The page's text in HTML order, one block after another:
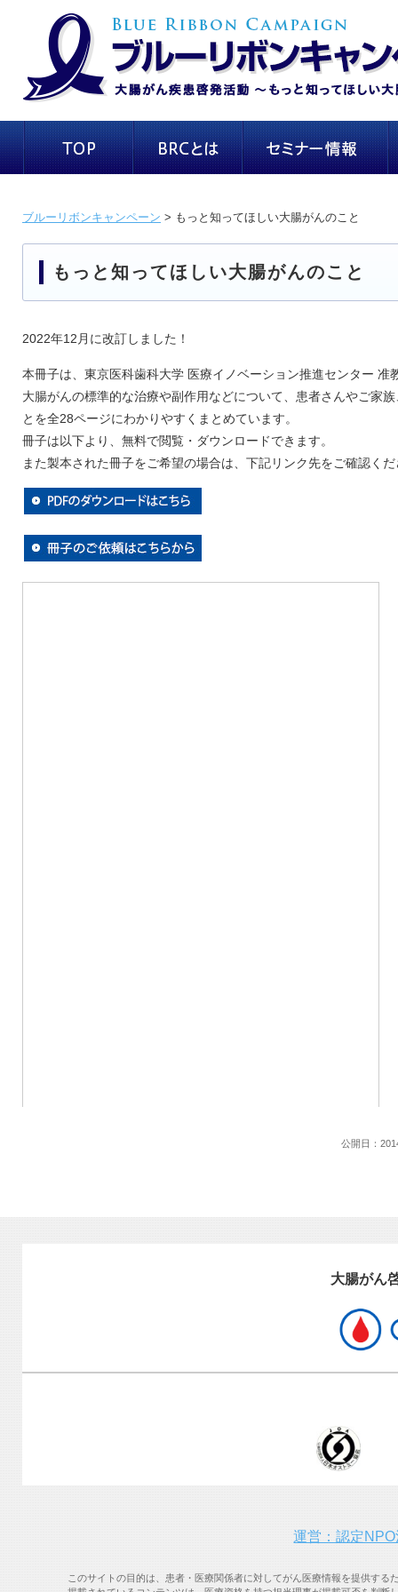
ブルーリボンキャンペーン > もっと知ってほしい大腸がんのこと
もっと知ってほしい大腸がんのこと
2022年12月に改訂しました！
本冊子は、東京医科歯科大学 医療イノベーション推進センター
大腸がんの標準的な治療や副作用などについて、患者さんやご家
とを全28ページにわかりやすくまとめています。
冊子は以下より、無料で閲覧・ダウンロードできます。
また製本された冊子をご希望の場合は、下記リンク先をご確認く
公開日：
大腸がん
運営：認定
このサイトの目的は、患者・医療関係者に対してがん医療情報を提供す